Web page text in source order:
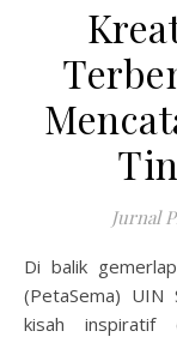
Jurnal
Di balik gemerlap ajang Pekan Talenta Seni Mahasiswa
(PetaSema) UIN
kisah inspiratif